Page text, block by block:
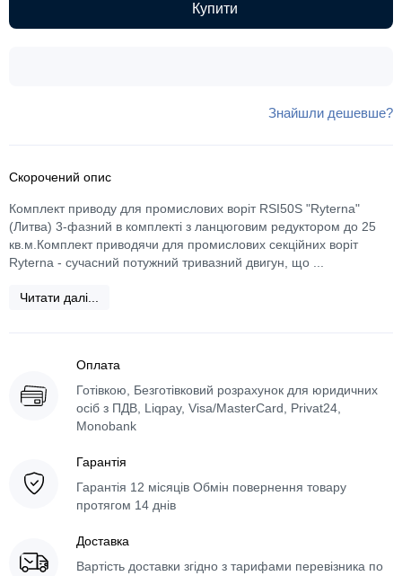
Купити
Знайшли дешевше?
Скорочений опис
Комплект приводу для промислових воріт RSI50S "Ryterna"
(Литва) 3-фазний в комплекті з ланцюговим редуктором до 25
кв.м.Комплект приводячи для промислових секційних воріт
Ryterna - сучасний потужний тривазний двигун, що ...
Читати далі...
Оплата
Готівкою, Безготівковий розрахунок для юридичних
осіб з ПДВ, Liqpay, Visa/MasterCard, Privat24,
Monobank
Гарантія
Гарантія 12 місяців Обмін повернення товару
протягом 14 днів
Доставка
Вартість доставки згідно з тарифами перевізника по